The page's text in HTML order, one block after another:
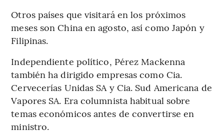
Otros países que visitará en los próximos
meses son China en agosto, así como Japón y
Filipinas.
Independiente político, Pérez Mackenna
también ha dirigido empresas como Cia.
Cervecerías Unidas SA y Cia. Sud Americana de
Vapores SA. Era columnista habitual sobre
temas económicos antes de convertirse en
ministro.